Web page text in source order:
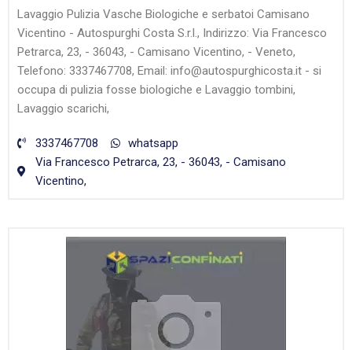
Lavaggio Pulizia Vasche Biologiche e serbatoi Camisano
Vicentino - Autospurghi Costa S.r.l., Indirizzo: Via Francesco
Petrarca, 23, - 36043, - Camisano Vicentino, - Veneto,
Telefono: 3337467708, Email: info@autospurghicosta.it - si
occupa di pulizia fosse biologiche e Lavaggio tombini,
Lavaggio scarichi,
3337467708
whatsapp
Via Francesco Petrarca, 23, - 36043, - Camisano
Vicentino,